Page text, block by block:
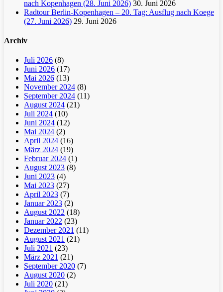
nach Kopenhagen (28. Juni 2026) 30. Juni 2026
Radtour Berlin-Kopenhagen – 20. Tag: Ausflug nach Koege
(27. Juni 2026) 29. Juni 2026
Archiv
Juli 2026 (8)
Juni 2026 (17)
Mai 2026 (13)
November 2024 (8)
September 2024 (11)
August 2024 (21)
Juli 2024 (10)
Juni 2024 (12)
Mai 2024 (2)
April 2024 (16)
März 2024 (19)
Februar 2024 (1)
August 2023 (8)
Juni 2023 (4)
Mai 2023 (27)
April 2023 (7)
Januar 2023 (2)
August 2022 (18)
Januar 2022 (23)
Dezember 2021 (11)
August 2021 (21)
Juli 2021 (23)
März 2021 (21)
September 2020 (7)
August 2020 (2)
Juli 2020 (21)